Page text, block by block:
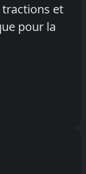
tractions et
pour la